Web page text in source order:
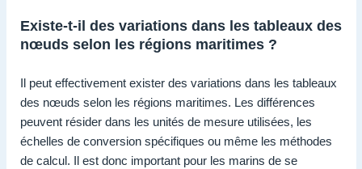
Existe-t-il des variations dans les tableaux des
nœuds selon les régions maritimes ?
Il peut effectivement exister des variations dans les tableaux
des nœuds selon les régions maritimes. Les différences
peuvent résider dans les unités de mesure utilisées, les
échelles de conversion spécifiques ou même les méthodes
de calcul. Il est donc important pour les marins de se